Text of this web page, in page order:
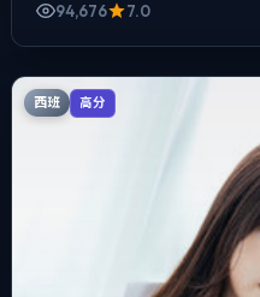
94,676
7.0
西班 高分